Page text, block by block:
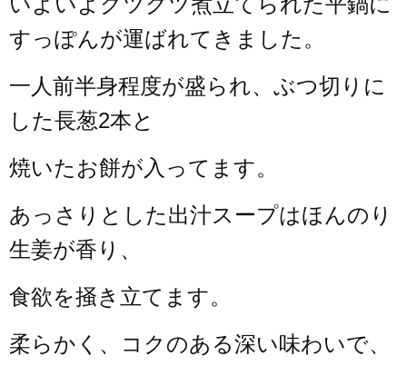
すっぽんが運ばれてきました。
一人前半身程度が盛られ、ぶつ切りに
した長葱2本と
焼いたお餅が入ってます。
あっさりとした出汁スープはほんのり
生姜が香り、
食欲を掻き立てます。
柔らかく、コクのある深い味わいで、